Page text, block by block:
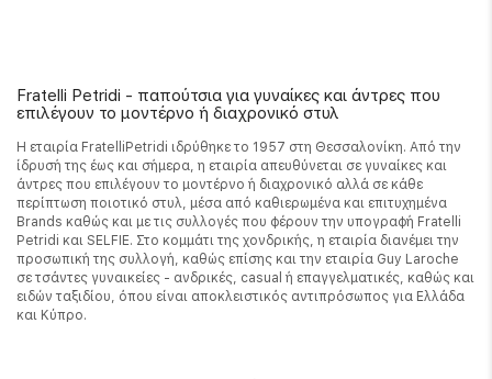
Fratelli Petridi - παπούτσια για γυναίκες και άντρες που
επιλέγουν το μοντέρνο ή διαχρονικό στυλ
Η εταιρία FratelliPetridi ιδρύθηκε το 1957 στη Θεσσαλονίκη. Από την
ίδρυσή της έως και σήμερα, η εταιρία απευθύνεται σε γυναίκες και
άντρες που επιλέγουν το μοντέρνο ή διαχρονικό αλλά σε κάθε
περίπτωση ποιοτικό στυλ, μέσα από καθιερωμένα και επιτυχημένα
Brands καθώς και με τις συλλογές που φέρουν την υπογραφή Fratelli
Petridi και SELFIE. Στο κομμάτι της χονδρικής, η εταιρία διανέμει την
προσωπική της συλλογή, καθώς επίσης και την εταιρία Guy Laroche
σε τσάντες γυναικείες - ανδρικές, casual ή επαγγελματικές, καθώς και
ειδών ταξιδίου, όπου είναι αποκλειστικός αντιπρόσωπος για Ελλάδα
και Κύπρο.